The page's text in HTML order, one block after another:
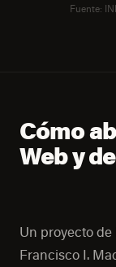
Fuente:
Cómo
Web y
Un proyecto
Francisco I.